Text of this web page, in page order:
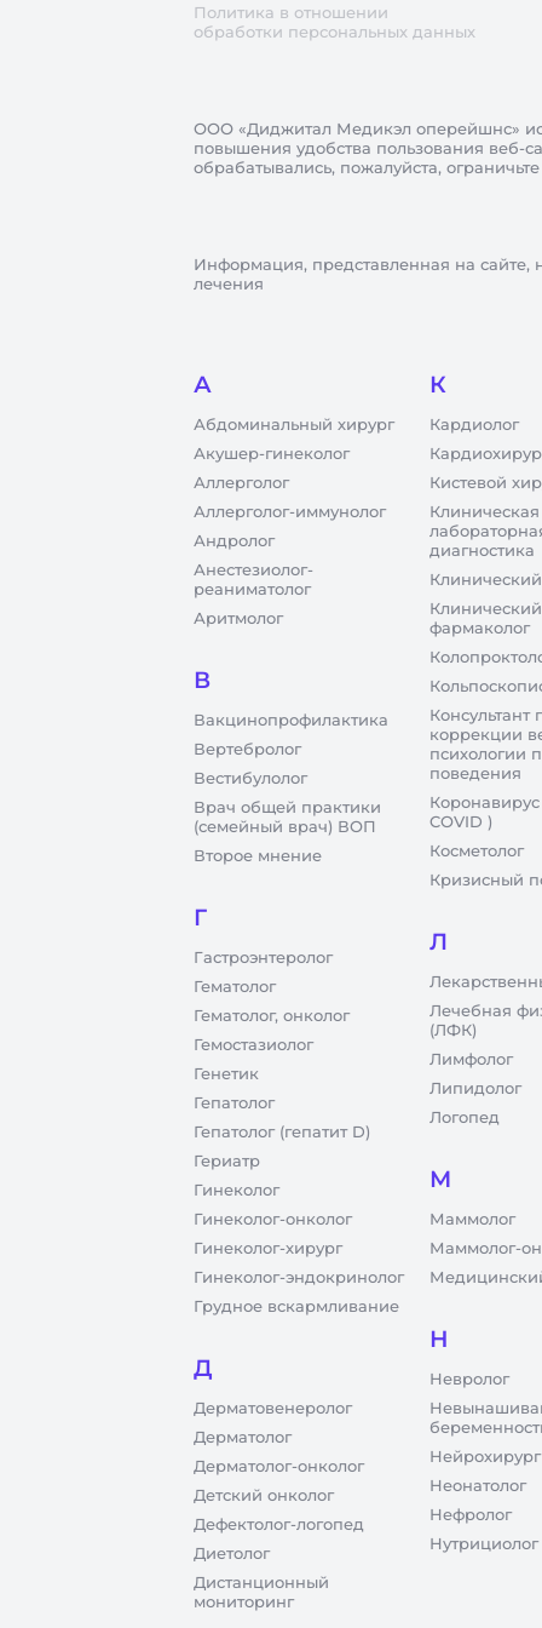
Политика в отношении
обработки персональных данных
ООО «Диджитал Медикэл оперейшнс»
повышения удобства пользования веб-
обрабатывались, пожалуйста,
Информация, представленная на сайте,
лечения
А
Абдоминальный хирург
Акушер-гинеколог
Аллерголог
Аллерголог-иммунолог
Андролог
Анестезиолог-
реаниматолог
Аритмолог
В
Вакцинопрофилактика
Вертебролог
Вестибулолог
Врач общей практики
(семейный врач) ВОП
Второе мнение
Г
Гастроэнтеролог
Гематолог
Гематолог, онколог
Гемостазиолог
Генетик
Гепатолог
Гепатолог (гепатит D)
Гериатр
Гинеколог
Гинеколог-онколог
Гинеколог-хирург
Гинеколог-эндокринолог
Грудное вскармливание
Д
Дерматовенеролог
Дерматолог
Дерматолог-онколог
Детский онколог
Дефектолог-логопед
Диетолог
Дистанционный
мониторинг
К
Кардиолог
Кистевой
Клиническая
диагностика
Клинический
фармаколог
Консультант
коррекции
психологии
поведения
COVID )
Косметолог
Кризисный
Л
Лечебная
(ЛФК)
Лимфолог
Липидолог
Логопед
М
Маммолог
Маммолог-
Н
Невролог
Нейрохирург
Неонатолог
Нефролог
Нутрициолог